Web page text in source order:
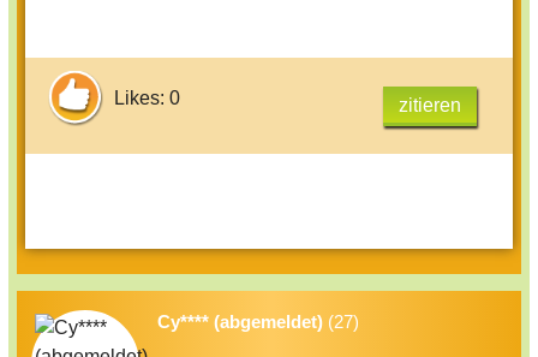
Likes: 0 zitieren
Cy**** (abgemeldet) (27)